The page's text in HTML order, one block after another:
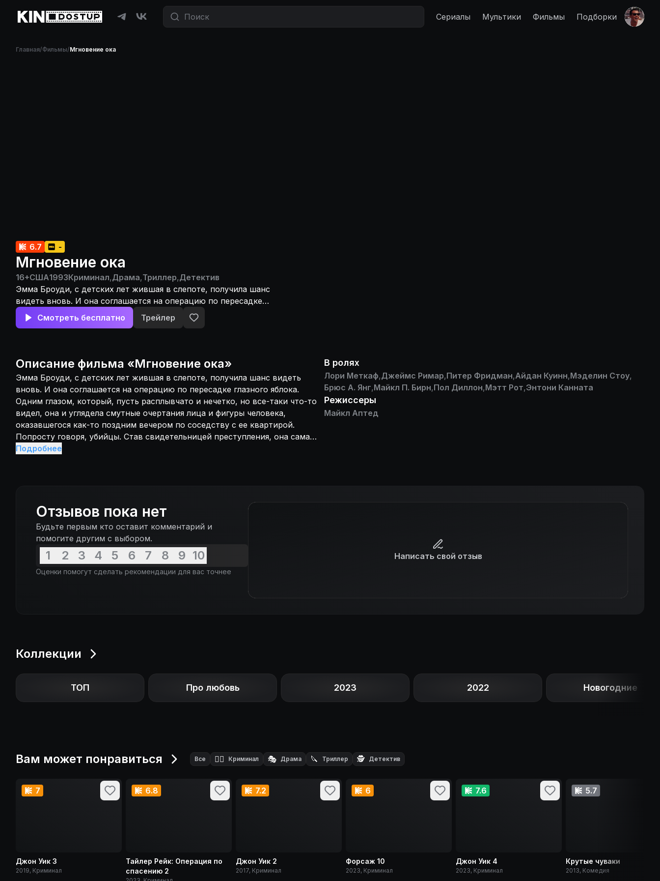
Сериалы Мультики Фильмы Подборки
Главная/Фильмы/Мгновение ока
6.7 -
Мгновение ока
16+США1993Криминал,Драма,Триллер,Детектив
Эмма Броуди, с детских лет жившая в слепоте, получила шанс
видеть вновь. И она соглашается на операцию по пересадке
глазного яблока. Одним глазом, который, пусть расплывчато и
нечетко, но все-таки что-то видел, она и углядела смутные
Став свидетельницей преступления, она сама становится
потенциальной жертвой маньяка.
Смотреть бесплатно Трейлер
Описание фильма «Мгновение ока»
Эмма Броуди, с детских лет жившая в слепоте, получила шанс видеть
вновь. И она соглашается на операцию по пересадке глазного яблока.
Одним глазом, который, пусть расплывчато и нечетко, но все-таки что-то
видел, она и углядела смутные очертания лица и фигуры человека,
оказавшегося как-то поздним вечером по соседству с ее квартирой.
Попросту говоря, убийцы. Став свидетельницей преступления, она сама
становится потенциальной жертвой маньяка.
Подробнее
В ролях
Лори Меткаф,Джеймс Римар,Питер Фридман,Айдан Куинн,Мэделин Стоу,
Брюс А. Янг,Майкл П. Бирн,Пол Диллон,Мэтт Рот,Энтони Канната
Режиссеры
Майкл Аптед
Отзывов пока нет
Будьте первым кто оставит комментарий и
помогите другим с выбором.
1 2 3 4 5 6 7 8 9 10
Оценки помогут сделать рекомендации для вас точнее
Написать свой отзыв
Коллекции
ТОП Про любовь 2023 2022 Новогодние
Вам может понравиться Все 🕵️‍♂️ Криминал 🎭 Драма 🔪 Триллер 🕵️ Детектив
7
Джон Уик 3
2019, Криминал
6.8
Тайлер Рейк: Операция по
спасению 2
7.2
Джон Уик 2
2017, Криминал
6
Форсаж 10
2023, Криминал
7.6
Джон Уик 4
2023, Криминал
5.7
Крутые чуваки
2013, Комедия